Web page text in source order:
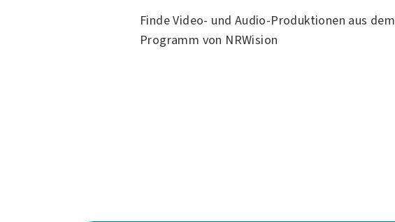
Finde Video- und Audio-Produktionen aus dem
Programm von NRWision